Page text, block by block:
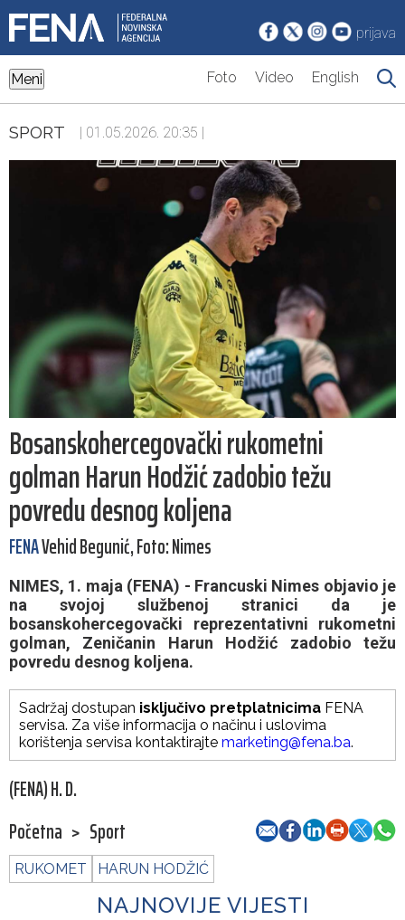
prijava
Meni Foto Video English
SPORT | 01.05.2026. 20:35 |
Bosanskohercegovački rukometni
golman Harun Hodžić zadobio težu
povredu desnog koljena
FENAVehid Begunić, Foto: Nimes
NIMES, 1. maja (FENA) - Francuski Nimes objavio je
na svojoj službenoj stranici da je
bosanskohercegovački reprezentativni rukometni
golman, Zeničanin Harun Hodžić zadobio težu
povredu desnog koljena.
Sadržaj dostupan isključivo pretplatnicima FENA
servisa. Za više informacija o načinu i uslovima
korištenja servisa kontaktirajte marketing@fena.ba.
(FENA) H. D.
Početna > Sport
RUKOMET HARUN HODŽIĆ
NAJNOVIJE VIJESTI